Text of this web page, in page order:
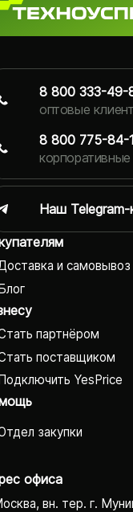
и самовывоз
партнёром
поставщиком
YesPrice
закупки
офиса
вн. тер. г.
8 800 333-49-
оптовые
8 800 775-84-
Наш Telegram-